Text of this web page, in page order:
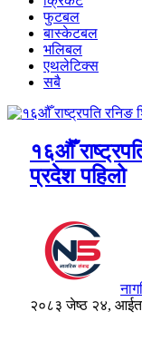
फुटबल
बास्केटबल
भलिबल
एथलेटिक्स
सबै
१६औँ
प्रदेश पहिलो
२०८३ जेष्ठ २४,